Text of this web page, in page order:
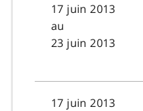
17 juin 2013
au
23 juin 2013
17 juin 2013